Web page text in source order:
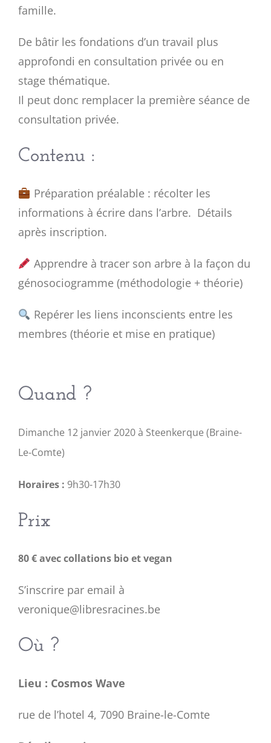
famille.
De bâtir les fondations d’un travail plus
approfondi en consultation privée ou en
stage thématique.
Il peut donc remplacer la première séance de
consultation privée.
Contenu :
Préparation préalable : récolter les
informations à écrire dans l’arbre. Détails
après inscription.
Apprendre à tracer son arbre à la façon du
génosociogramme (méthodologie + théorie)
Repérer les liens inconscients entre les
membres (théorie et mise en pratique)
Quand ?
Dimanche 12 janvier 2020 à Steenkerque (Braine-
Le-Comte)
Horaires : 9h30-17h30
Prix
80 € avec collations bio et vegan
S’inscrire par email à
veronique@libresracines.be
Où ?
Lieu : Cosmos Wave
rue de l’hotel 4, 7090 Braine-le-Comte